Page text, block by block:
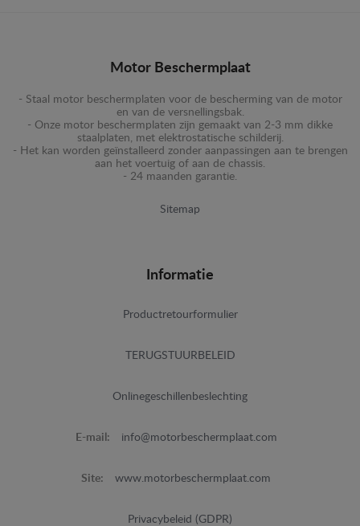
Motor Beschermplaat
- Staal motor beschermplaten voor de bescherming van de motor
en van de versnellingsbak.
- Onze motor beschermplaten zijn gemaakt van 2-3 mm dikke
staalplaten, met elektrostatische schilderij.
- Het kan worden geïnstalleerd zonder aanpassingen aan te brengen
aan het voertuig of aan de chassis.
- 24 maanden garantie.
Sitemap
Informatie
Productretourformulier
TERUGSTUURBELEID
Onlinegeschillenbeslechting
E-mail: info@motorbeschermplaat.com
Site: www.motorbeschermplaat.com
Privacybeleid (GDPR)